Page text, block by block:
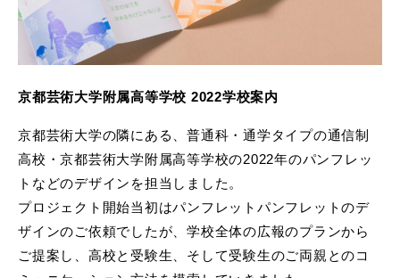
京都芸術大学附属高等学校 2022学校案内
京都芸術大学の隣にある、普通科・通学タイプの通信制
高校・京都芸術大学附属高等学校の2022年のパンフレッ
トなどのデザインを担当しました。
プロジェクト開始当初はパンフレットパンフレットのデ
ザインのご依頼でしたが、学校全体の広報のプランから
ご提案し、高校と受験生、そして受験生のご両親とのコ